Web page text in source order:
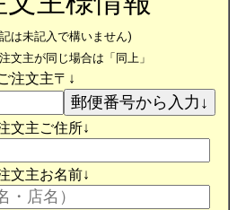
は未記入で構いません)
文主が同じ場合は「同上」
注文主〒↓
文主ご住所↓
文主お名前↓